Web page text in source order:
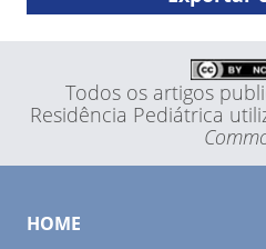
Todos os artigos
Residência Pediátrica
HOME